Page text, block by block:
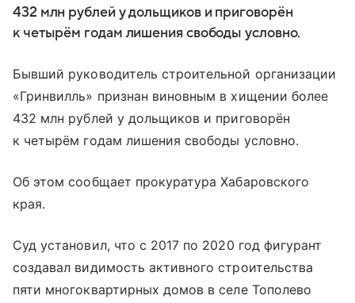
432 млн рублей у дольщиков и приговорён
к четырём годам лишения свободы условно.
Бывший руководитель строительной организации
«Гринвилль» признан виновным в хищении более
432 млн рублей у дольщиков и приговорён
к четырём годам лишения свободы условно.
Об этом сообщает прокуратура Хабаровского
края.
Суд установил, что с 2017 по 2020 год фигурант
создавал видимость активного строительства
пяти многоквартирных домов в селе Тополево